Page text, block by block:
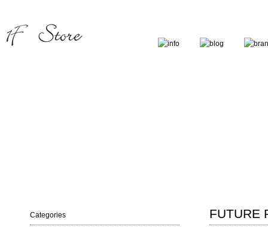
FUTURE
Categories